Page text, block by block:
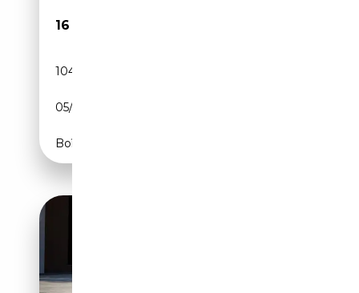
16 295€
104 030 km
05/2002
Boîte automatique